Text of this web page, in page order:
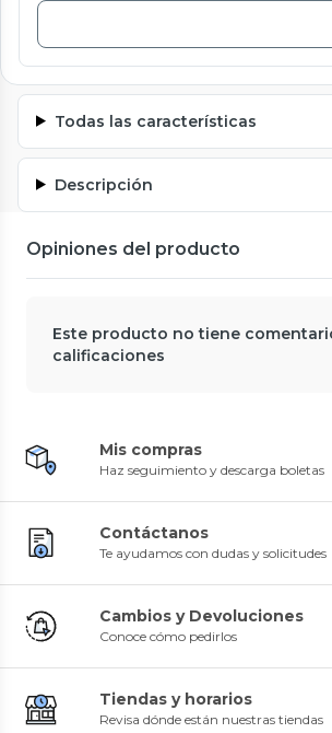
Todas las características
Descripción
Opiniones del producto
Este producto no tiene
calificaciones
Mis compras
Haz seguimiento y descarga boletas
Contáctanos
Te ayudamos con dudas y solicitudes
Cambios y Devoluciones
Conoce cómo pedirlos
Tiendas y horarios
Revisa dónde están nuestras tiendas